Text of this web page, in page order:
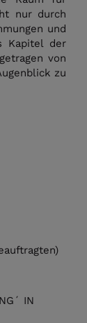
nur durch
und
Kapitel der
von
zu
IN